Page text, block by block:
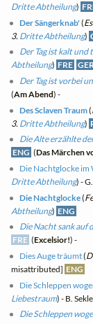
Dritte Abtheilung)
Der Sängerknab' (
3. Dritte Abtheilung)
Der Tag ist kalt
Abtheilung) FRE
Der Tag ist vorbei
(Am Abend) -
Des Sclaven Traum(
3. Dritte Abtheilung)
Die Alte erzählte
ENG (Das Märchen
Die Nachtglocke im
Dritte Abtheilung) -
Die Nachtglocke(
Abtheilung) ENG
Die Nacht sank auf
FRE (Excelsior!) -
Dies Auge träumt(
misattributed] ENG
Die Schleppen
Liebestraum) - B.
Die Schleppen